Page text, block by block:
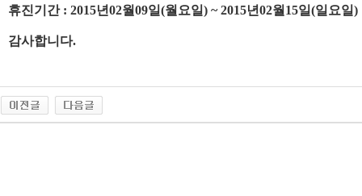
휴진기간 : 2015년02월09일(월요일) ~ 2015년02월15일(일요일)
감사합니다.